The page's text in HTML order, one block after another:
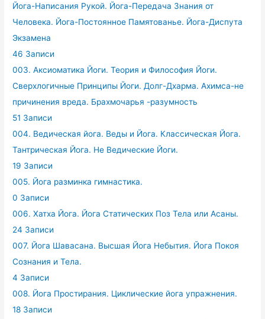
Йога-Написания Рукой. Йога-Передача Знания от
Человека. Йога-Постоянное Памятованье. Йога-Диспута
Экзамена
46 Записи
003. Аксиоматика Йоги. Теория и Философия Йоги.
Сверхлогичные Принципы Йоги. Долг-Дхарма. Ахимса-не
причинения вреда. Брахмочарья -разумность
51 Записи
004. Ведическая йога. Веды и Йога. Классическая Йога.
Тантрическая Йога. Не Ведические Йоги.
19 Записи
005. Йога разминка гимнастика.
0 Записи
006. Хатха Йога. Йога Статических Поз Тела или Асаны.
24 Записи
007. Йога Шавасана. Высшая Йога Небытия. Йога Покоя
Сознания и Тела.
4 Записи
008. Йога Простирания. Циклические йога упражнения.
18 Записи